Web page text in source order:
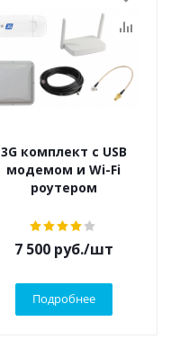
3G комплект с USB
модемом и Wi-Fi
роутером
7 500руб./шт
Подробнее